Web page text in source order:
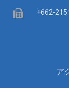
Fax
+662-
ア